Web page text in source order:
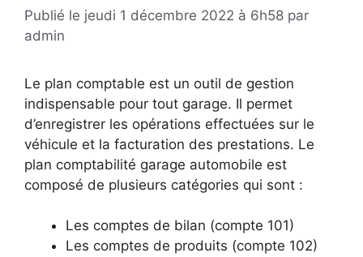
Publié le jeudi 1 décembre 2022 à 6h58 par
admin
Le plan comptable est un outil de gestion
indispensable pour tout garage. Il permet
d’enregistrer les opérations effectuées sur le
véhicule et la facturation des prestations. Le
plan comptabilité garage automobile est
composé de plusieurs catégories qui sont :
Les comptes de bilan (compte 101)
Les comptes de produits (compte 102)